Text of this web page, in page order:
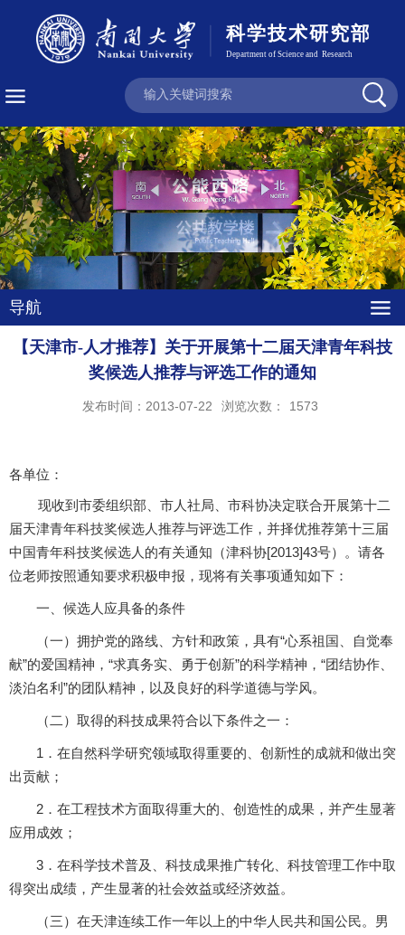
导航
【天津市-人才推荐】关于开展第十二届天津青年科技
奖候选人推荐与评选工作的通知
发布时间：2013-07-22 浏览次数： 1573
各单位：
现收到市委组织部、市人社局、市科协决定联合开展第十二
届天津青年科技奖候选人推荐与评选工作，并择优推荐第十三届
中国青年科技奖候选人的有关通知（津科协[2013]43号）。请各
位老师按照通知要求积极申报，现将有关事项通知如下：
一、候选人应具备的条件
（一）拥护党的路线、方针和政策，具有“心系祖国、自觉奉
献”的爱国精神，“求真务实、勇于创新”的科学精神，“团结协作、
淡泊名利”的团队精神，以及良好的科学道德与学风。
（二）取得的科技成果符合以下条件之一：
1．在自然科学研究领域取得重要的、创新性的成就和做出突
出贡献；
2．在工程技术方面取得重大的、创造性的成果，并产生显著
应用成效；
3．在科学技术普及、科技成果推广转化、科技管理工作中取
得突出成绩，产生显著的社会效益或经济效益。
（三）在天津连续工作一年以上的中华人民共和国公民。男